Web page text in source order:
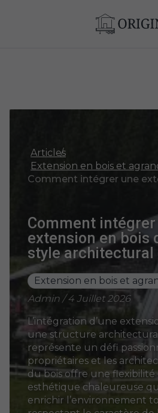
Articles
Comment intégrer
extension en bois
style architectural
Admin / 4 Juillet 2026
L’intégration d’une
une structure
représente un défi
propriétaires et les
du bois offre une flexibilité
esthétique chaleureuse
enrichir l’environnement